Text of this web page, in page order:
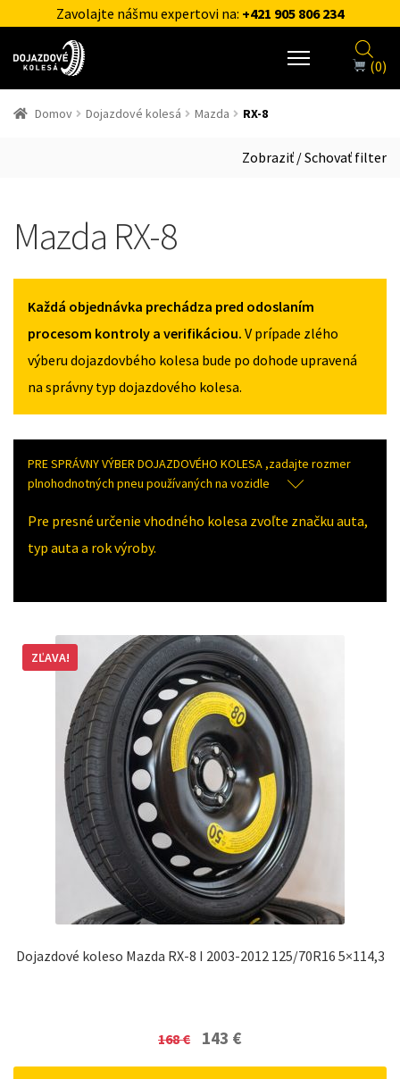
Zavolajte nášmu expertovi na: +421 905 806 234
(0)
Domov Dojazdové kolesá Mazda RX-8
Zobraziť / Schovať filter
Mazda RX-8
Každá objednávka prechádza pred odoslaním
procesom kontroly a verifikáciou. V prípade zlého
výberu dojazdovbého kolesa bude po dohode upravená
na správny typ dojazdového kolesa.
PRE SPRÁVNY VÝBER DOJAZDOVÉHO KOLESA ,zadajte rozmer
plnohodnotných pneu používaných na vozidle
Pre presné určenie vhodného kolesa zvoľte značku auta,
typ auta a rok výroby.
Dojazdové koleso Mazda RX-8 I 2003-2012 125/70R16 5×114,3
ZĽAVA!
168€
Original
143 €Current